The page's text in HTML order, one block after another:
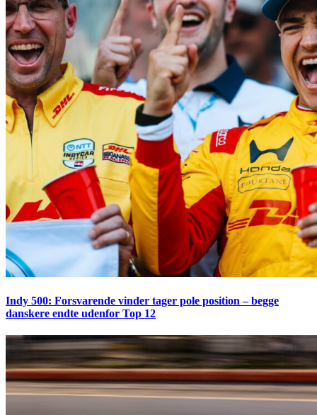
Indy 500: Forsvarende vinder tager pole position – begge
danskere endte udenfor Top 12